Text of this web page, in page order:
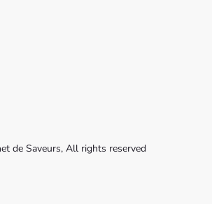
de Saveurs, All rights reserved